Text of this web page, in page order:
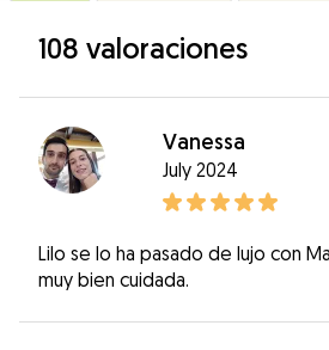
108 valoraciones
Vanessa
July 2024
Lilo se lo ha pasado de lujo con
muy bien cuidada.